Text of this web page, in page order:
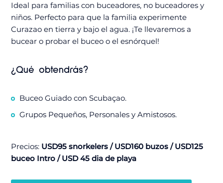
Ideal para familias con buceadores, no buceadores y
niños. Perfecto para que la familia experimente
Curazao en tierra y bajo el agua. ¡Te llevaremos a
bucear o probar el buceo o el esnórquel!
¿Qué obtendrás?
Buceo Guiado con Scubaçao.
Grupos Pequeños, Personales y Amistosos.
Precios: USD95 snorkelers / USD160 buzos / USD125
buceo Intro / USD 45 dia de playa